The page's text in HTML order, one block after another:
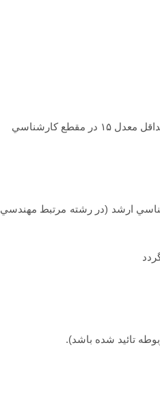
براي دارندگان مدرك كارشناسي ارشد (در رشته مرتبط مهندسي
تائيد شده باشد).